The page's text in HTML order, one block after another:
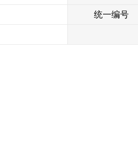
统一编号